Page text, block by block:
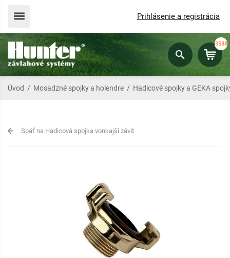
Prihlásenie a registrácia
3588
Úvod / Mosadzné spojky a holendre / Hadicové spojky a GEKA
Späť na Hadicová spojka vonkajší závit